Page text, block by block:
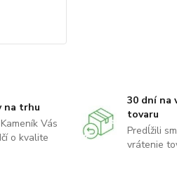
na trhu
Vás
o kvalite
30 dní na
tovaru
Predĺžili
vrátenie